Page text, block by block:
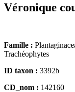
Véronique
Famille :
Trachéophytes
ID taxon : 3392b
CD_nom : 142160